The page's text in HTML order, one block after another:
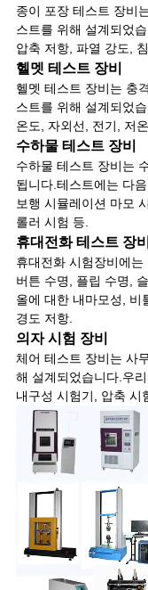
종이 포장 테스트 장비
스트를 위해 설계되었
압축 저항, 파열 강도,
헬멧 테스트 장비
헬멧 테스트 장비는 충
스트를 위해 설계되었
온도, 자외선, 전기, 저
수하물 테스트 장비
수하물 테스트 장비는
됩니다.테스트에는 다
보행 시뮬레이션 마모
롤러 시험 등.
휴대전화 테스트 장비
휴대전화 시험장비에
버튼 수명, 플립 수명,
올에 대한 내마모성, 비
경도 저항.
의자 시험 장비
체어 테스트 장비는 사
해 설계되었습니다.우
내구성 시험기, 압축 시